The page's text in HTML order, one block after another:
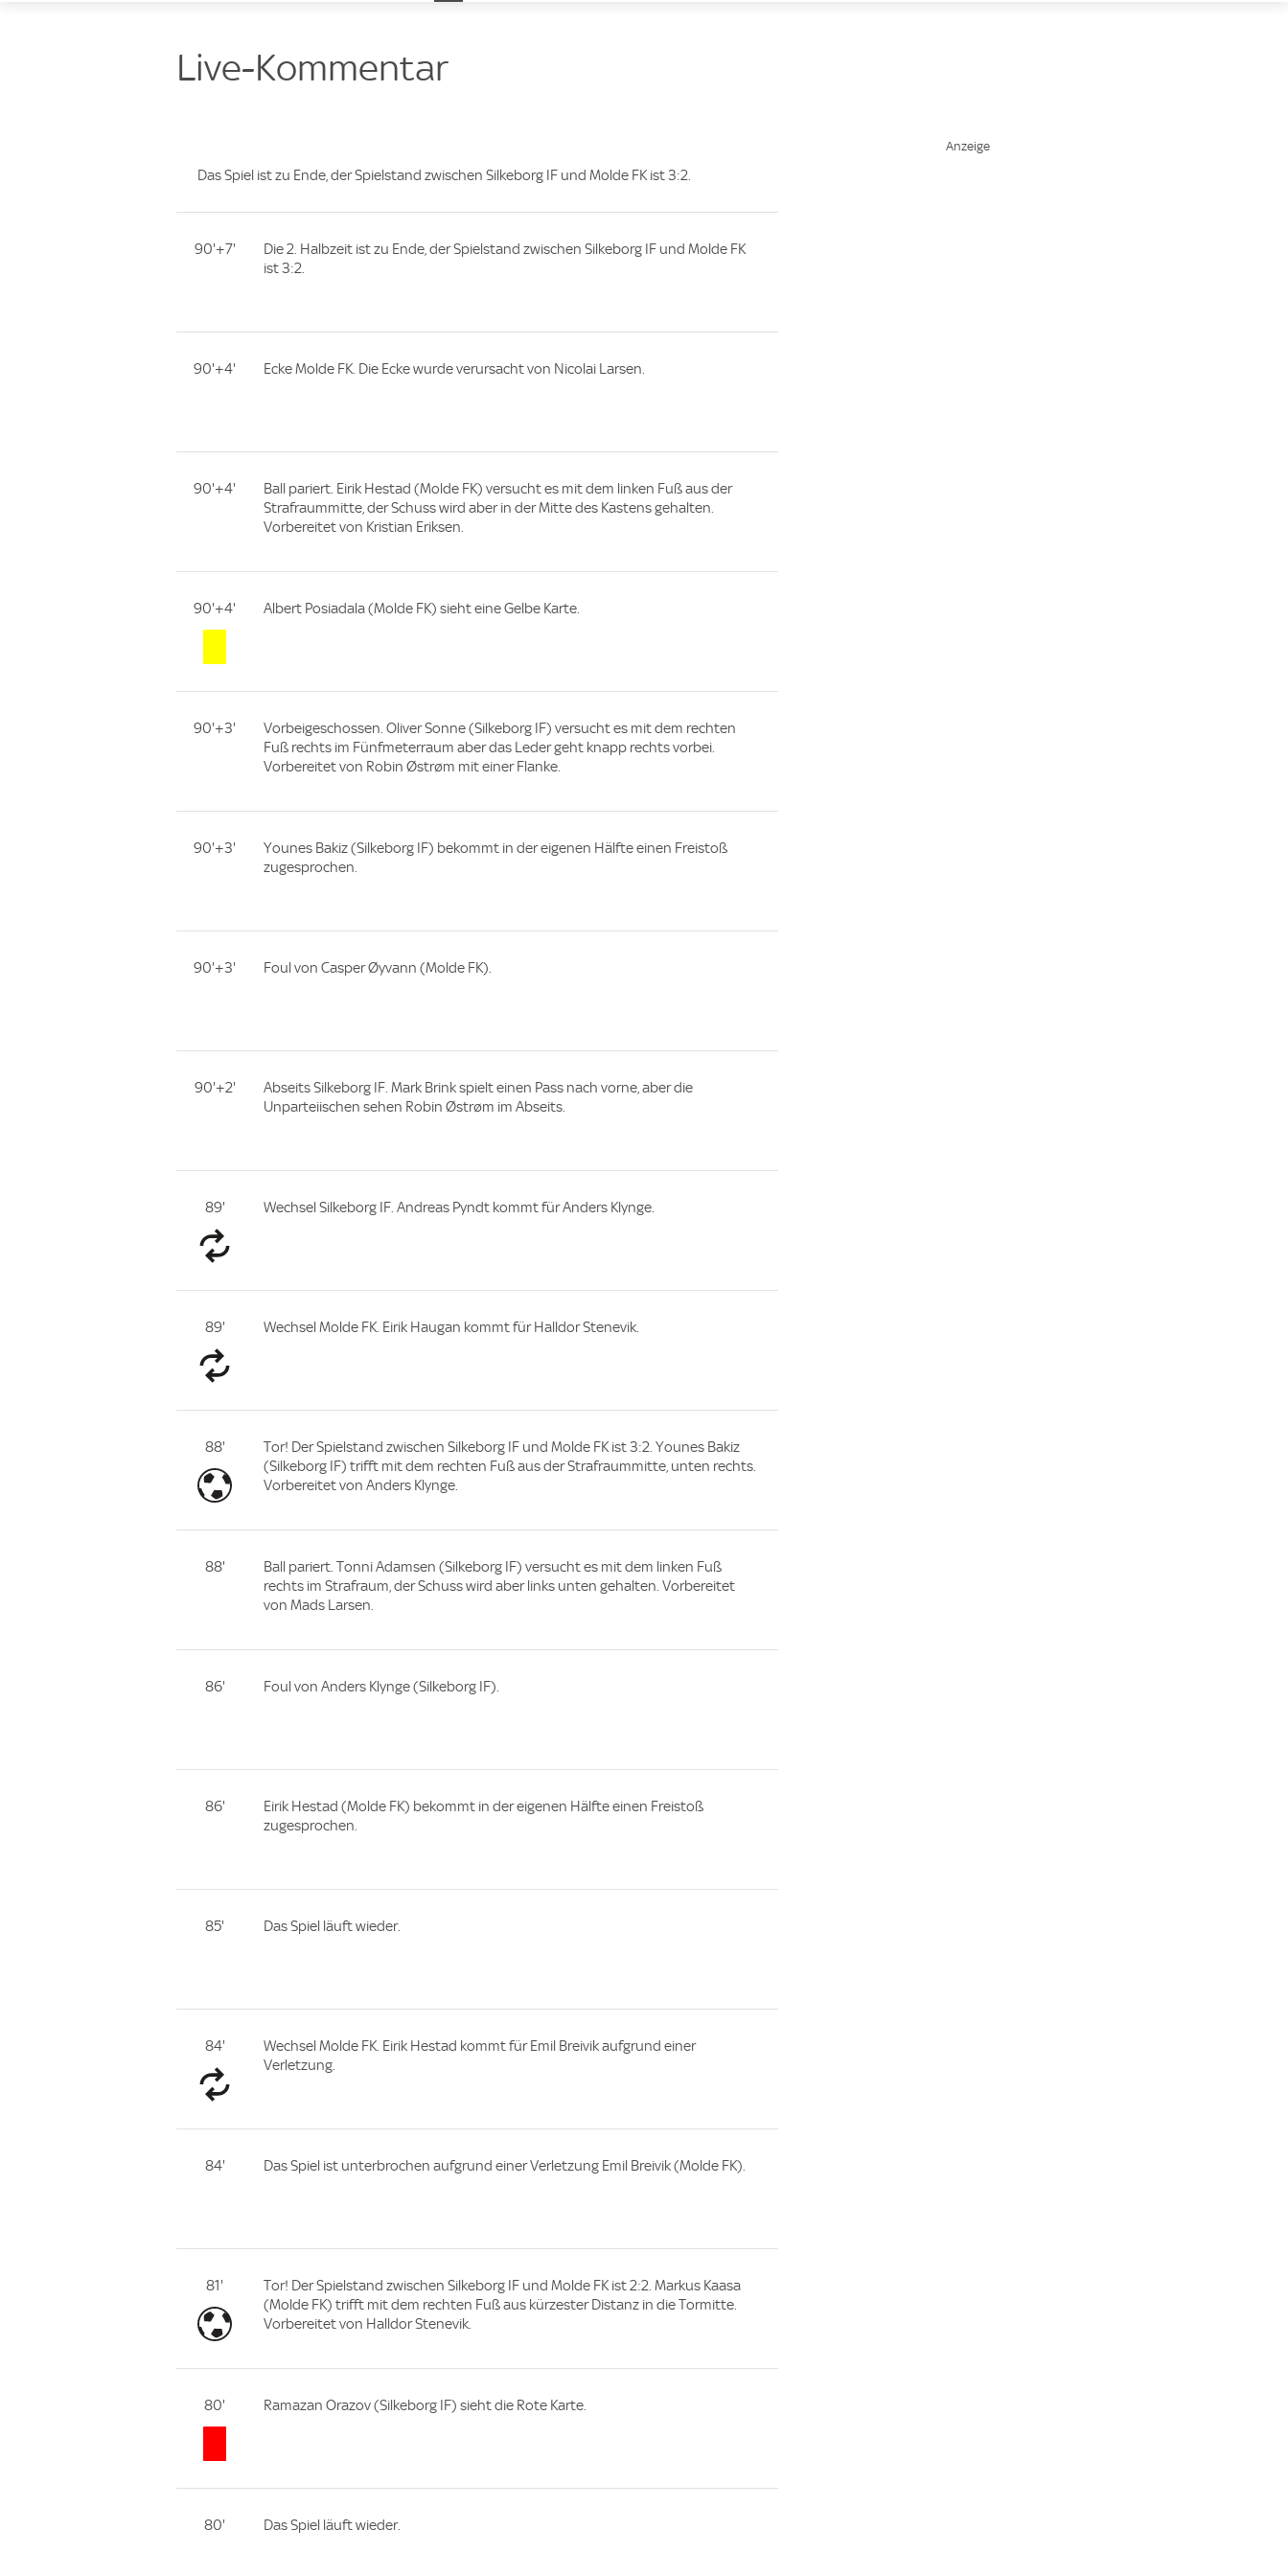
Live-Kommentar
Das Spiel ist zu Ende, der Spielstand zwischen Silkeborg IF und Molde FK ist 3:2.
90'+7'
Die 2. Halbzeit ist zu Ende, der Spielstand zwischen Silkeborg IF und Molde FK
ist 3:2.
90'+4' Ecke Molde FK. Die Ecke wurde verursacht von Nicolai Larsen.
90'+4'
Ball pariert. Eirik Hestad (Molde FK) versucht es mit dem linken Fuß aus der
Strafraummitte, der Schuss wird aber in der Mitte des Kastens gehalten.
Vorbereitet von Kristian Eriksen.
90'+4' Albert Posiadala (Molde FK) sieht eine Gelbe Karte.
90'+3'
Vorbeigeschossen. Oliver Sonne (Silkeborg IF) versucht es mit dem rechten
Fuß rechts im Fünfmeterraum aber das Leder geht knapp rechts vorbei.
Vorbereitet von Robin Østrøm mit einer Flanke.
90'+3'
Younes Bakiz (Silkeborg IF) bekommt in der eigenen Hälfte einen Freistoß
zugesprochen.
90'+3' Foul von Casper Øyvann (Molde FK).
90'+2'
Abseits Silkeborg IF. Mark Brink spielt einen Pass nach vorne, aber die
Unparteiischen sehen Robin Østrøm im Abseits.
89' Wechsel Silkeborg IF. Andreas Pyndt kommt für Anders Klynge.
89' Wechsel Molde FK. Eirik Haugan kommt für Halldor Stenevik.
88'
Tor! Der Spielstand zwischen Silkeborg IF und Molde FK ist 3:2. Younes Bakiz
(Silkeborg IF) trifft mit dem rechten Fuß aus der Strafraummitte, unten rechts.
Vorbereitet von Anders Klynge.
88'
Ball pariert. Tonni Adamsen (Silkeborg IF) versucht es mit dem linken Fuß
rechts im Strafraum, der Schuss wird aber links unten gehalten. Vorbereitet
von Mads Larsen.
86' Foul von Anders Klynge (Silkeborg IF).
86'
Eirik Hestad (Molde FK) bekommt in der eigenen Hälfte einen Freistoß
zugesprochen.
85' Das Spiel läuft wieder.
84'
Wechsel Molde FK. Eirik Hestad kommt für Emil Breivik aufgrund einer
Verletzung.
84' Das Spiel ist unterbrochen aufgrund einer Verletzung Emil Breivik (Molde FK).
81'
Tor! Der Spielstand zwischen Silkeborg IF und Molde FK ist 2:2. Markus Kaasa
(Molde FK) trifft mit dem rechten Fuß aus kürzester Distanz in die Tormitte.
Vorbereitet von Halldor Stenevik.
80' Ramazan Orazov (Silkeborg IF) sieht die Rote Karte.
80' Das Spiel läuft wieder.